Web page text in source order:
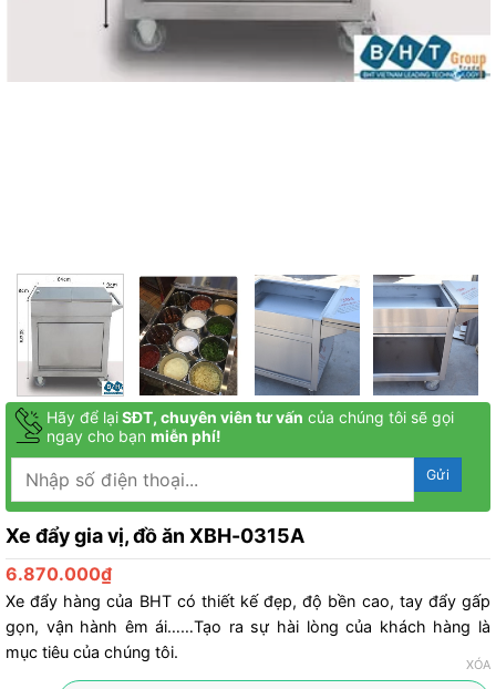
Hãy để lạiSĐT, chuyên viên tư vấn của chúng tôi sẽ gọi
ngay cho bạn miễn phí!
Xe đẩy gia vị, đồ ăn XBH-0315A
6.870.000₫
Xe đẩy hàng của BHT có thiết kế đẹp, độ bền cao, tay đẩy gấp
gọn, vận hành êm ái……Tạo ra sự hài lòng của khách hàng là
mục tiêu của chúng tôi.
XÓA